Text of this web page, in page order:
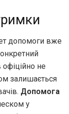
допомоги вже
офіційно не
залишається
Допомога
у